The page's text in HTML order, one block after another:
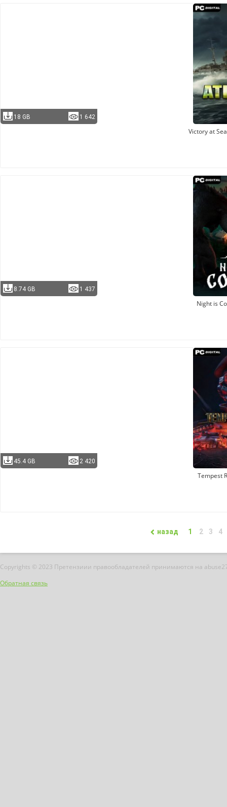
18 GB 1 642
Victory at
8.74 GB 1 437
Night is
45.4 GB 2 420
Tempest
назад 1 2 3 4
Copyrights © 2023 Претензиии правообладателей принимаются на
Обратная связь